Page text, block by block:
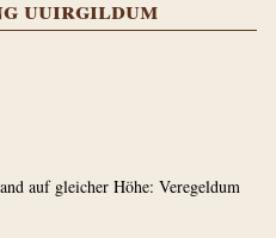
uuirgildum
auf gleicher Höhe: Veregeldum